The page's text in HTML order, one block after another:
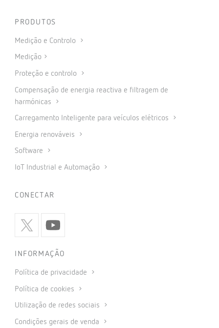
PRODUTOS
Medição e Controlo
Medição
Proteção e controlo
Compensação de energia reactiva e filtragem de
harmónicas
Carregamento Inteligente para veículos elétricos
Energia renováveis
Software
IoT Industrial e Automação
CONECTAR
INFORMAÇÃO
Política de privacidade
Política de cookies
Utilização de redes sociais
Condições gerais de venda